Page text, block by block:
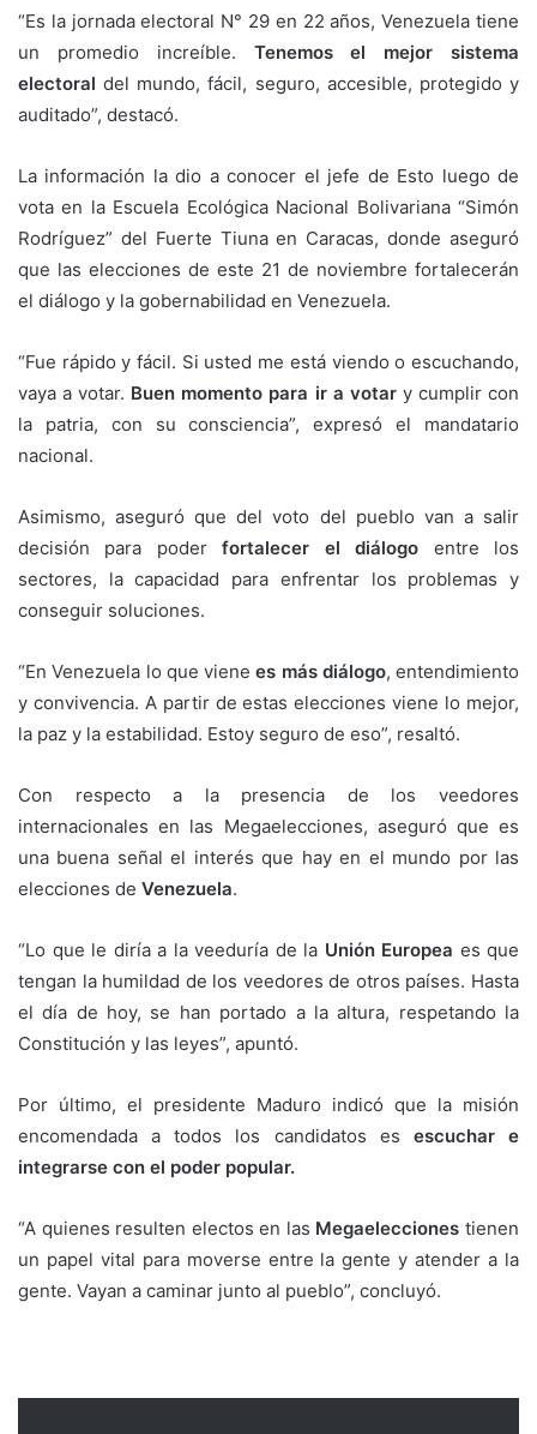
“Es la jornada electoral N° 29 en 22 años, Venezuela tiene
un promedio increíble. Tenemos el mejor sistema
electoral del mundo, fácil, seguro, accesible, protegido y
auditado”, destacó.
La información la dio a conocer el jefe de Esto luego de
vota en la Escuela Ecológica Nacional Bolivariana “Simón
Rodríguez” del Fuerte Tiuna en Caracas, donde aseguró
que las elecciones de este 21 de noviembre fortalecerán
el diálogo y la gobernabilidad en Venezuela.
“Fue rápido y fácil. Si usted me está viendo o escuchando,
vaya a votar. Buen momento para ir a votary cumplir con
la patria, con su consciencia”, expresó el mandatario
nacional.
Asimismo, aseguró que del voto del pueblo van a salir
decisión para poderfortalecer el diálogo entre los
sectores, la capacidad para enfrentar los problemas y
conseguir soluciones.
“En Venezuela lo que vienees más diálogo, entendimiento
y convivencia. A partir de estas elecciones viene lo mejor,
la paz y la estabilidad. Estoy seguro de eso”, resaltó.
Con respecto a la presencia de los veedores
internacionales en las Megaelecciones, aseguró que es
una buena señal el interés que hay en el mundo por las
elecciones de Venezuela.
“Lo que le diría a la veeduría de la Unión Europea es que
tengan la humildad de los veedores de otros países. Hasta
el día de hoy, se han portado a la altura, respetando la
Constitución y las leyes”, apuntó.
Por último, el presidente Maduro indicó que la misión
encomendada a todos los candidatos es escuchar e
integrarse con el poder popular.
“A quienes resulten electos en las Megaelecciones tienen
un papel vital para moverse entre la gente y atender a la
gente. Vayan a caminar junto al pueblo”, concluyó.